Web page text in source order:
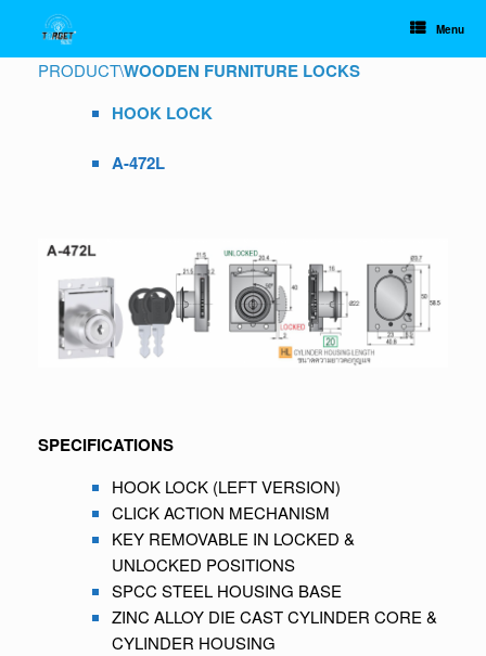
Menu
PRODUCT\WOODEN FURNITURE LOCKS
HOOK LOCK
A-472L
SPECIFICATIONS
HOOK LOCK (LEFT VERSION)
CLICK ACTION MECHANISM
KEY REMOVABLE IN LOCKED &
UNLOCKED POSITIONS
SPCC STEEL HOUSING BASE
ZINC ALLOY DIE CAST CYLINDER CORE &
CYLINDER HOUSING